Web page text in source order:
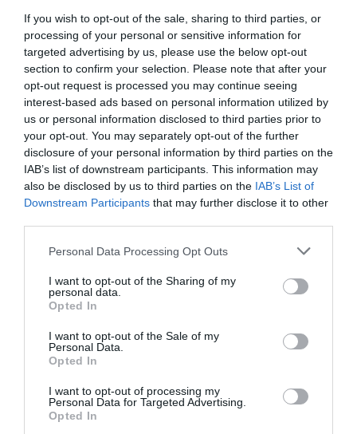
If you wish to opt-out of the sale, sharing to third parties, or
processing of your personal or sensitive information for
targeted advertising by us, please use the below opt-out
section to confirm your selection. Please note that after your
opt-out request is processed you may continue seeing
interest-based ads based on personal information utilized by
us or personal information disclosed to third parties prior to
your opt-out. You may separately opt-out of the further
disclosure of your personal information by third parties on the
IAB’s list of downstream participants. This information may
also be disclosed by us to third parties on the IAB’s List of
Downstream Participants that may further disclose it to other
Personal Data Processing Opt Outs
I want to opt-out of the Sharing of my
personal data.
Opted In
I want to opt-out of the Sale of my
Personal Data.
Opted In
I want to opt-out of processing my
Personal Data for Targeted Advertising.
Opted In
Moralité pendant que AF déserte les régions, et que Ryanair
y est présente, c’est tout bénéfice pour la plate forme.
RÉPONDRE
LAISSER UN COMMENTAIRE
FAIRE UN DON
Appel aux lecteurs !
Soutenez Air Journal participez
à son